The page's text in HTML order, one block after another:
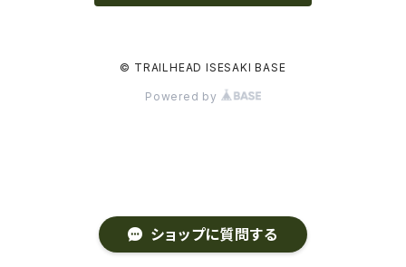
ショップに質問する
© TRAILHEAD ISESAKI BASE
Powered by